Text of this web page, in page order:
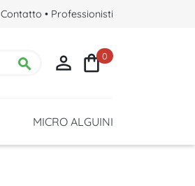
Contatto • Professionisti
  0
MICRO ALGUINI